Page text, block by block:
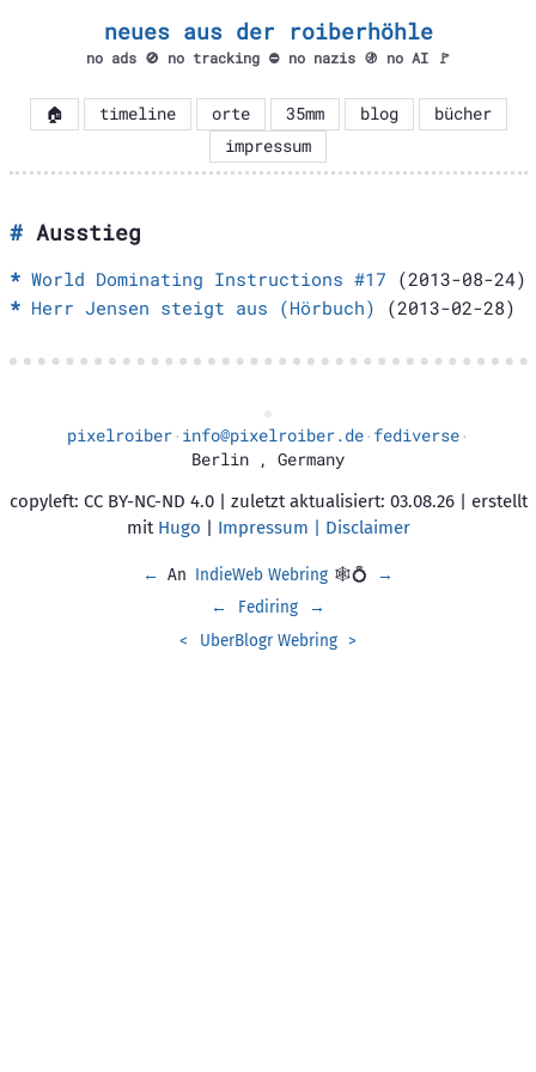
neues aus der roiberhöhle
no ads 🚫 no tracking ⛔ no nazis 🚯 no AI 🚩
🏠 timeline orte 35mm blog
bücher
impressum
Ausstieg
World Dominating Instructions #17 (2013-08-24)
Herr Jensen steigt aus (Hörbuch) (2013-02-28)
pixelroiber· info@pixelroiber.de· fediverse·
Berlin , Germany
copyleft: CC BY-NC-ND 4.0 | zuletzt aktualisiert: 03.08.26 | erstellt
mit Hugo | Impressum | Disclaimer
← An IndieWeb Webring 🕸💍
→
←
Fediring
→
<
UberBlogr Webring >